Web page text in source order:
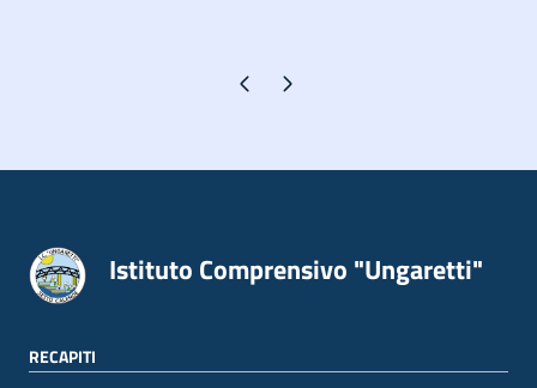
Pagina precedente
Pagina successiva
Istituto Comprensivo "Ungaretti"
RECAPITI